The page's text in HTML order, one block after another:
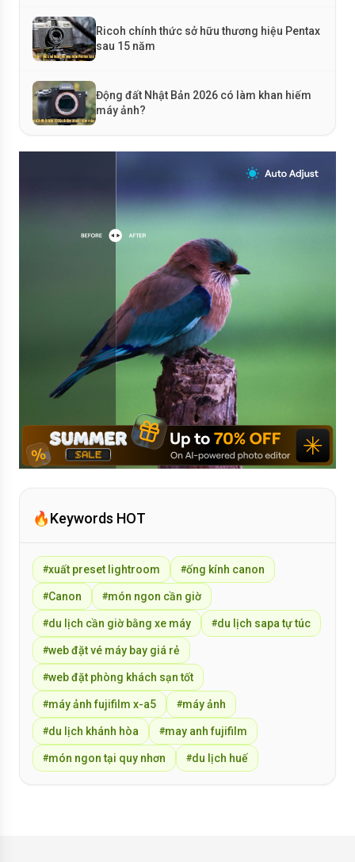
Ricoh chính thức sở hữu thương hiệu Pentax
sau 15 năm
Động đất Nhật Bản 2026 có làm khan hiếm
máy ảnh?
🔥Keywords HOT
#xuất preset lightroom #ống kính canon
#Canon #món ngon cần giờ
#du lịch cần giờ bằng xe máy #du lịch sapa tự túc
#web đặt vé máy bay giá rẻ
#web đặt phòng khách sạn tốt
#máy ảnh fujifilm x-a5 #máy ảnh
#du lịch khánh hòa #may anh fujifilm
#món ngon tại quy nhơn #du lịch huế